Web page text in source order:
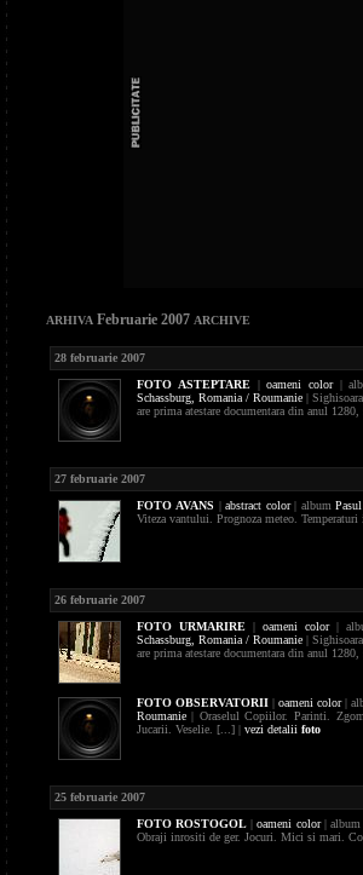
ARHIVA Februarie 2007 ARCHIVE
28 februarie 2007
FOTO ASTEPTARE |oameni color|
Schassburg, Romania / Roumanie|
are prima atestare documentara din anul
27 februarie 2007
FOTO AVANS |abstract color| album
Viteza vantului. Prognoza meteo. Temperaturi
26 februarie 2007
FOTO URMARIRE| oameni color|
Schassburg, Romania / Roumanie|
are prima atestare documentara din anul
FOTO OBSERVATORII| oameni color|
Roumanie| Oraselul Copiilor. Parinti.
Jucarii. Veselie. [...] | vezi detalii foto
25 februarie 2007
FOTO ROSTOGOL|oameni color| album
Obraji inrositi de ger. Jocuri. Mici si mari.